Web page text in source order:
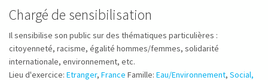
Chargé de sensibilisation
Il sensibilise son public sur des thématiques particulières :
citoyenneté, racisme, égalité hommes/femmes, solidarité
internationale, environnement, etc.
Lieu d'exercice: Etranger, France Famille: Eau/Environnement, Social,